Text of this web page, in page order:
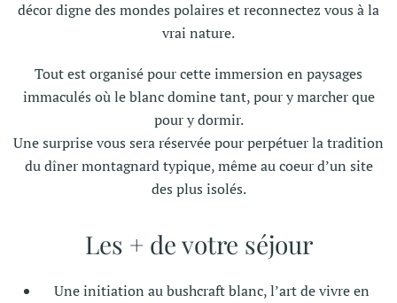
décor digne des mondes polaires et reconnectez vous à la
vrai nature.
Tout est organisé pour cette immersion en paysages
immaculés où le blanc domine tant, pour y marcher que
pour y dormir.
Une surprise vous sera réservée pour perpétuer la tradition
du dîner montagnard typique, même au coeur d’un site
des plus isolés.
Les + de votre séjour
Une initiation au bushcraft blanc, l’art de vivre en